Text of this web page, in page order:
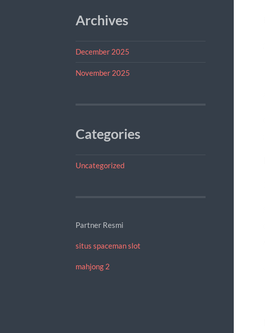
Archives
December 2025
November 2025
Categories
Uncategorized
Partner Resmi
situs spaceman slot
mahjong 2